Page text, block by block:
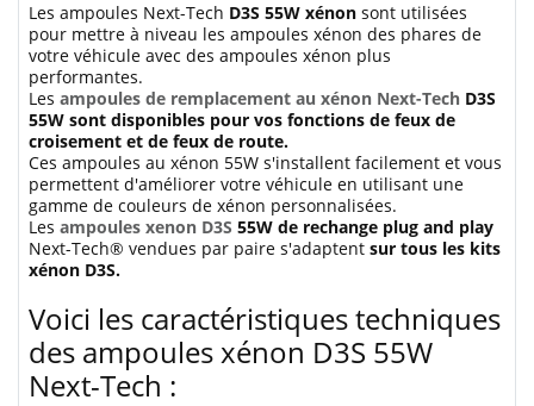
Les ampoules Next-Tech D3S 55W xénon sont utilisées
pour mettre à niveau les ampoules xénon des phares de
votre véhicule avec des ampoules xénon plus
performantes.
Les ampoules de remplacement au xénon Next-Tech D3S
55W sont disponibles pour vos fonctions de feux de
croisement et de feux de route.
Ces ampoules au xénon 55W s'installent facilement et vous
permettent d'améliorer votre véhicule en utilisant une
gamme de couleurs de xénon personnalisées.
Les ampoules xenon D3S 55W de rechange plug and play
Next-Tech® vendues par paire s'adaptent sur tous les kits
xénon D3S.
Voici les caractéristiques techniques
des ampoules xénon D3S 55W
Next-Tech :